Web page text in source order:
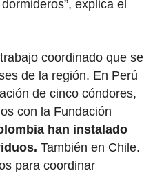
explica el
coordinado que se
de la región. En Perú
de cinco cóndores,
con la Fundación
han instalado
También en Chile.
para coordinar